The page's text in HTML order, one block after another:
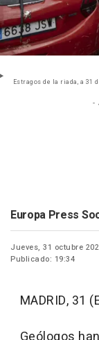
Estragos de la riada, a 31
-
Europa Press
Jueves, 31 octubre
Publicado: 19:34
MADRID, 31